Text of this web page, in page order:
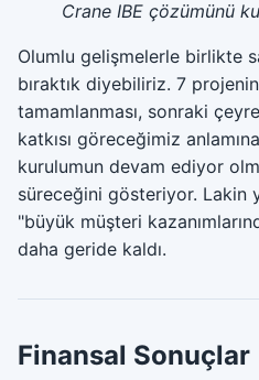
Crane IBE çözümünü
Olumlu gelişmelerle birlikte
bıraktık diyebiliriz. 7
tamamlanması, sonraki
katkısı göreceğimiz
kurulumun devam ediyor
süreceğini gösteriyor. Lakin
"büyük müşteri
daha geride kaldı.
Finansal Sonuçlar